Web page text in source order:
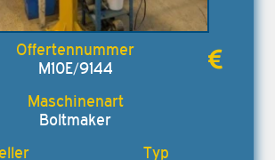
M10E/9144
Boltmaker